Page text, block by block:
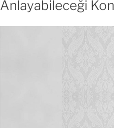
Anlayabileceği